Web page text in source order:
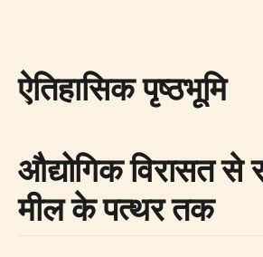
ऐतिहासिक पृष्ठभूमि
औद्योगिक विरासत से
मील के पत्थर तक